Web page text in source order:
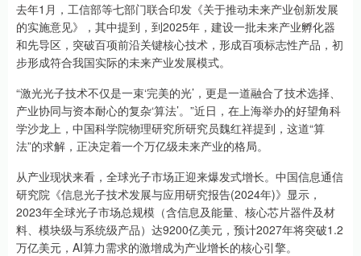
去年1月，工信部等七部门联合印发《关于推动未来产业创新发展
的实施意见》，其中提到，到2025年，建设一批未来产业孵化器
和先导区，突破百项前沿关键核心技术，形成百项标志性产品，初
步形成符合我国实际的未来产业发展模式。
“激光光子技术不仅是一束‘完美的光’，更是一道融合了技术选择、
产业协同与资本耐心的复杂‘算法’。”近日，在上海举办的好望角科
学沙龙上，中国科学院物理研究所研究员魏红祥提到，这道“算
法”的求解，正决定着一个万亿级未来产业的格局。
从产业现状来看，全球光子市场正迎来爆发式增长。中国信息通信
研究院《信息光子技术发展与应用研究报告(2024年)》显示，
2023年全球光子市场总规模（含信息及能量、核心芯片器件及材
料、模块级与系统级产品）达9200亿美元，预计2027年将突破1.2
万亿美元，AI算力需求的激增成为产业增长的核心引擎。